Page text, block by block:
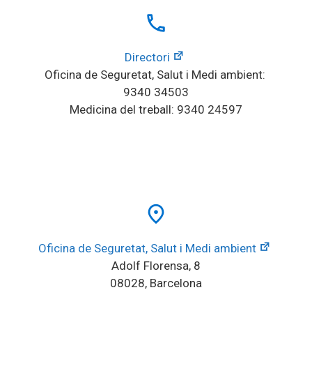
local_phone
Directori
Oficina de Seguretat, Salut i Medi ambient:
9340 34503
Medicina del treball: 9340 24597
place
Oficina de Seguretat, Salut i Medi ambient
Adolf Florensa, 8
08028, Barcelona